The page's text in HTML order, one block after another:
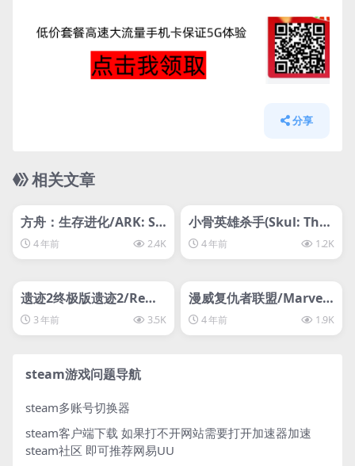
分享
相关文章
svip专属
方舟：生存进化/ARK: Su
rvival Evolved
4 年前 2.4K
svip专属
小骨英雄杀手(Skul: The
Hero Slayer)
4 年前 1.2K
svip专属
遗迹2终极版遗迹2/Remn
ant II
3 年前 3.5K
漫威复仇者联盟/Marve
l’s Avengers
4 年前 1.9K
steam游戏问题导航
steam多账号切换器
steam客户端下载 如果打不开网站需要打开加速器加速
steam社区 即可推荐网易UU